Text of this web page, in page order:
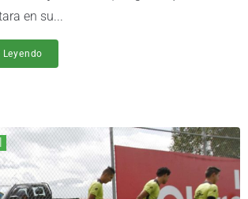
en su...